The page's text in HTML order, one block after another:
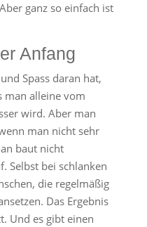
ganz so einfach ist
Anfang
Spass daran hat,
man alleine vom
wird. Aber man
man nicht sehr
baut nicht
Selbst bei schlanken
die regelmäßig
Das Ergebnis
Und es gibt einen